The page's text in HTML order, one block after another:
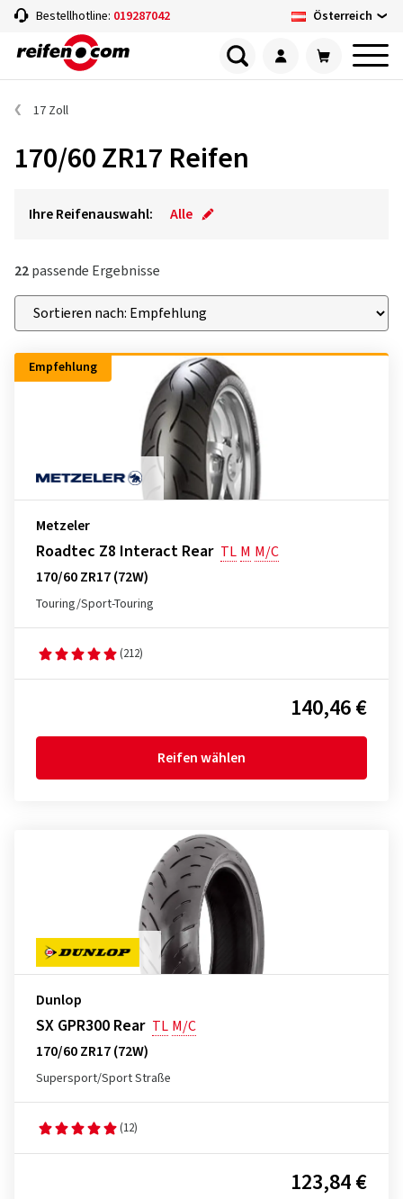
Bestellhotline: 019287042 Österreich
17 Zoll
170/60 ZR17 Reifen
Ihre Reifenauswahl: Alle
22passende Ergebnisse
Empfehlung
Metzeler
Roadtec Z8 Interact Rear TL M M/C
170/60 ZR17 (72W)
Touring/Sport-Touring
(212)
140,46 €
Reifen wählen
Dunlop
SX GPR300 Rear TL M/C
170/60 ZR17 (72W)
Supersport/Sport Straße
(12)
123,84 €